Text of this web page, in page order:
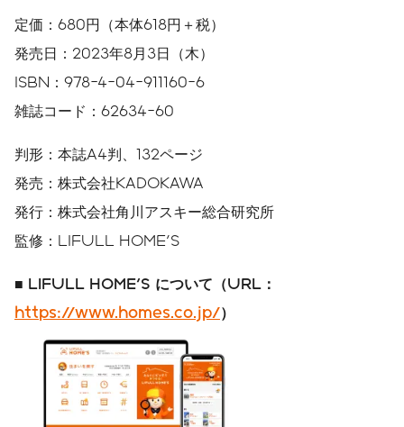
定価：680円（本体618円＋税）
発売日：2023年8月3日（木）
ISBN：978-4-04-911160-6
雑誌コード：62634-60
判形：本誌A4判、132ページ
発売：株式会社KADOKAWA
発行：株式会社角川アスキー総合研究所
監修：LIFULL HOME'S
■ LIFULL HOME'S について（URL：
https://www.homes.co.jp/）